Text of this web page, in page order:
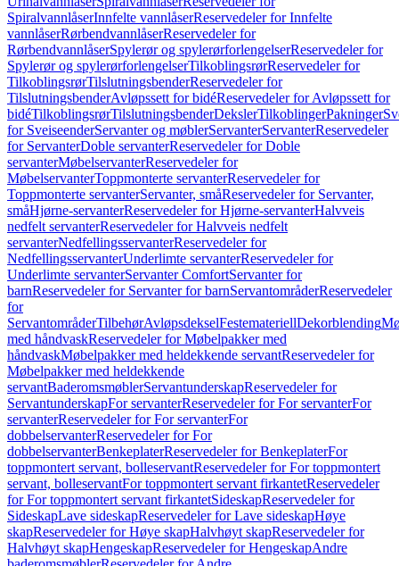
SpiralvannlåserInnfelte vannlåserReservedeler for Innfelte
vannlåserRørbendvannlåserReservedeler for
RørbendvannlåserSpylerør og spylerørforlengelserReservedeler for
Spylerør og spylerørforlengelserTilkoblingsrørReservedeler for
TilkoblingsrørTilslutningsbenderReservedeler for
TilslutningsbenderAvløpssett for bidéReservedeler for Avløpssett for
bidéTilkoblingsrørTilslutningsbenderDekslerTilkoblingerPakninger
for SveiseenderServanter og møblerServanterServanterReservedeler
for ServanterDoble servanterReservedeler for Doble
servanterMøbelservanterReservedeler for
MøbelservanterToppmonterte servanterReservedeler for
Toppmonterte servanterServanter, småReservedeler for Servanter,
småHjørne-servanterReservedeler for Hjørne-servanterHalvveis
nedfelt servanterReservedeler for Halvveis nedfelt
servanterNedfellingsservanterReservedeler for
NedfellingsservanterUnderlimte servanterReservedeler for
Underlimte servanterServanter ComfortServanter for
barnReservedeler for Servanter for barnServantområderReservedeler
for
ServantområderTilbehørAvløpsdekselFestemateriellDekorblending
med håndvaskReservedeler for Møbelpakker med
håndvaskMøbelpakker med heldekkende servantReservedeler for
Møbelpakker med heldekkende
servantBaderomsmøblerServantunderskapReservedeler for
ServantunderskapFor servanterReservedeler for For servanterFor
servanterReservedeler for For servanterFor
dobbelservanterReservedeler for For
dobbelservanterBenkeplaterReservedeler for BenkeplaterFor
toppmontert servant, bolleservantReservedeler for For toppmontert
servant, bolleservantFor toppmontert servant firkantetReservedeler
for For toppmontert servant firkantetSideskapReservedeler for
SideskapLave sideskapReservedeler for Lave sideskapHøye
skapReservedeler for Høye skapHalvhøyt skapReservedeler for
Halvhøyt skapHengeskapReservedeler for HengeskapAndre